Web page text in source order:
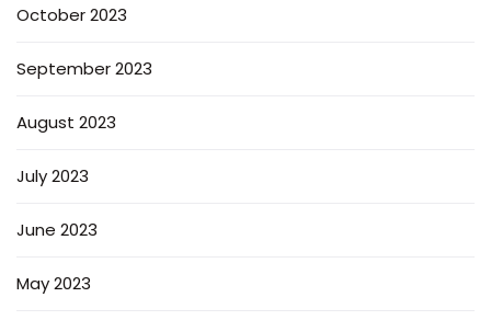
October 2023
September 2023
August 2023
July 2023
June 2023
May 2023